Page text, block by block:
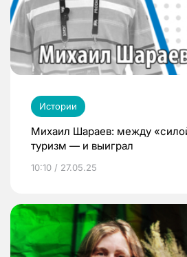
Истории
Михаил Шараев: между
туризм — и выиграл
10:10 / 27.05.25